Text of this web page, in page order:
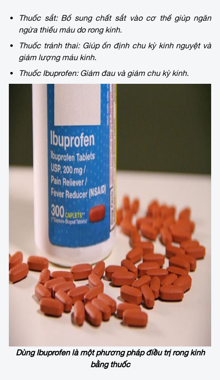
Thuốc sắt: Bổ sung chất sắt vào cơ thể giúp ngăn
ngừa thiếu máu do rong kinh.
Thuốc tránh thai: Giúp ổn định chu kỳ kinh nguyệt và
giảm lượng máu kinh.
Thuốc Ibuprofen: Giảm đau và giảm chu kỳ kinh.
Dùng Ibuprofen là một phương pháp điều trị rong kinh
bằng thuốc